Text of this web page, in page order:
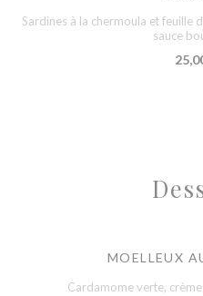
Sardines à la chermoula et feuille
sauce
MOELLEUX
Cardamome verte,